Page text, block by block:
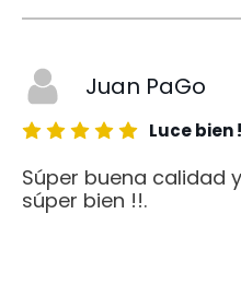
Juan PaGo
Luce bien
Súper buena calidad
súper bien !!.